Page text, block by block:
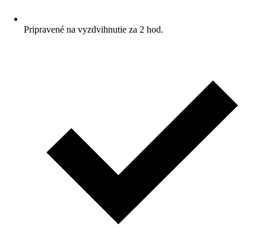
Pripravené na vyzdvihnutie za 2 hod.